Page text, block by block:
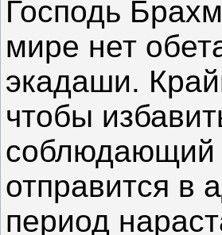
Господь
мире нет
экадаши.
чтобы
соблюдающий
отправится в
период